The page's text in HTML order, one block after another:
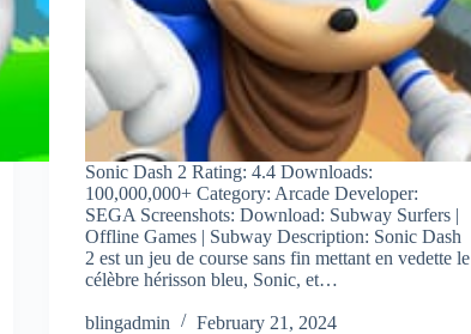
Sonic Dash 2 Rating: 4.4 Downloads:
100,000,000+ Category: Arcade Developer:
SEGA Screenshots: Download: Subway Surfers |
Offline Games | Subway Description: Sonic Dash
2 est un jeu de course sans fin mettant en vedette le
célèbre hérisson bleu, Sonic, et…
blingadmin February 21, 2024